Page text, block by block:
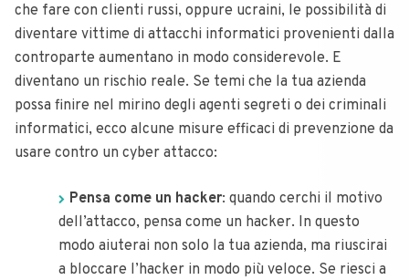
che fare con clienti russi, oppure ucraini, le possibilità di
diventare vittime di attacchi informatici provenienti dalla
controparte aumentano in modo considerevole. E
diventano un rischio reale. Se temi che la tua azienda
possa finire nel mirino degli agenti segreti o dei criminali
informatici, ecco alcune misure efficaci di prevenzione da
usare contro un cyber attacco:
Pensa come un hacker: quando cerchi il motivo
dell’attacco, pensa come un hacker. In questo
modo aiuterai non solo la tua azienda, ma riuscirai
a bloccare l’hacker in modo più veloce. Se riesci a